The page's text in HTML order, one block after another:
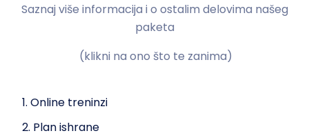
Saznaj više informacija i o ostalim delovima našeg
paketa
(klikni na ono što te zanima)
1. Online treninzi
2. Plan ishrane